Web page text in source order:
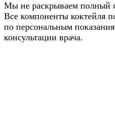
Мы не раскрываем полный
Все компоненты коктейля
по персональным
консультации врача.